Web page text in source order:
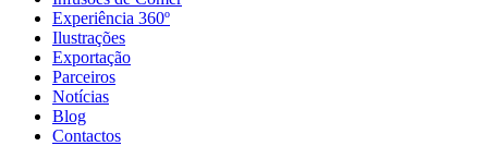
Experiência 360º
Ilustrações
Exportação
Parceiros
Notícias
Blog
Contactos